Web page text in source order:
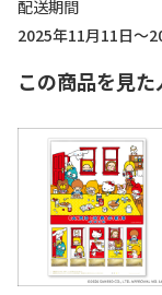
配送期間
2025年11月11日～
この商品を見